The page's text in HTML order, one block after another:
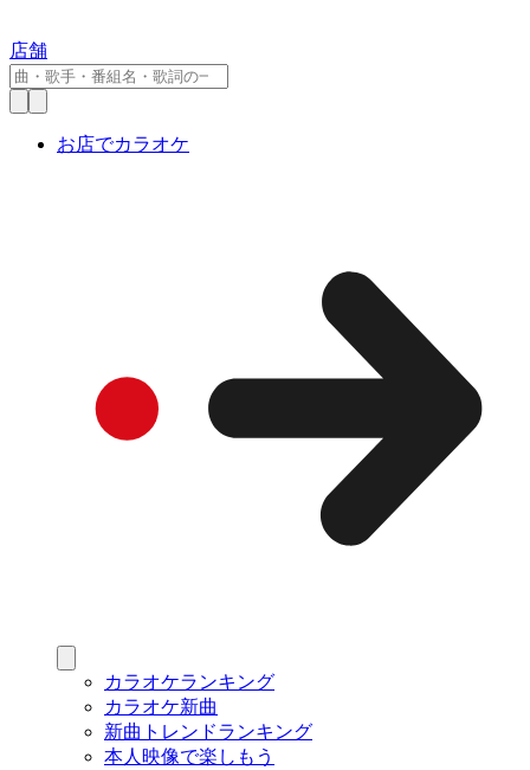
店舗
お店でカラオケ
カラオケランキング
カラオケ新曲
新曲トレンドランキング
本人映像で楽しもう